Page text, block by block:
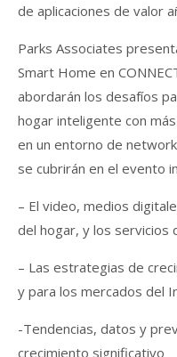
de aplicaciones de valor
Parks Associates
Smart Home en
abordarán los desafíos
hogar inteligente con
en un entorno de
se cubrirán en el evento
– El video, medios
del hogar, y los servicios
– Las estrategias de
y para los mercados del
-Tendencias, datos y
crecimiento significativo